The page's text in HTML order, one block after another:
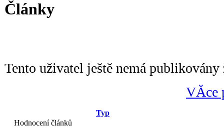
Články
Tento uživatel ještě nemá publikovány
VĂ­ce
Typ
Hodnocení článků